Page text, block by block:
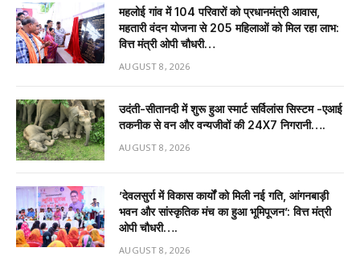
महलोई गांव में 104 परिवारों को प्रधानमंत्री आवास,
महतारी वंदन योजना से 205 महिलाओं को मिल रहा लाभ:
वित्त मंत्री ओपी चौधरी…
AUGUST 8, 2026
उदंती-सीतानदी में शुरू हुआ स्मार्ट सर्विलांस सिस्टम -एआई
तकनीक से वन और वन्यजीवों की 24X7 निगरानी….
AUGUST 8, 2026
’देवलसुर्रा में विकास कार्यों को मिली नई गति, आंगनबाड़ी
भवन और सांस्कृतिक मंच का हुआ भूमिपूजन’: वित्त मंत्री
ओपी चौधरी….
AUGUST 8, 2026